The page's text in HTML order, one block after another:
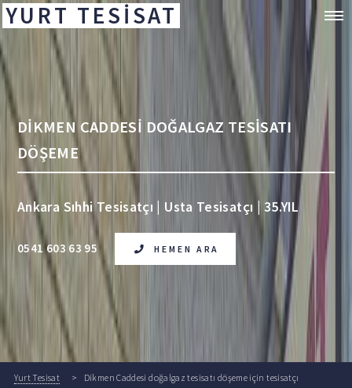
YURT TESİSAT
DİKMEN CADDESİ DOĞALGAZ TESİSATI
DÖŞEME
Ankara Sıhhi Tesisatçı | Usta Tesisatçı | 35.YIL
0541 603 63 95 HEMEN ARA
Yurt Tesisat Dikmen Caddesi doğalgaz tesisatı döşeme için tesisatçı